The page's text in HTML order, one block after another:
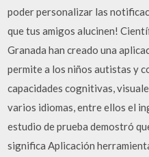
poder personalizar las
que tus amigos alucinen!
Granada han creado una
permite a los niños autistas y
capacidades cognitivas,
varios idiomas, entre ellos el
estudio de prueba demostró
significa Aplicación